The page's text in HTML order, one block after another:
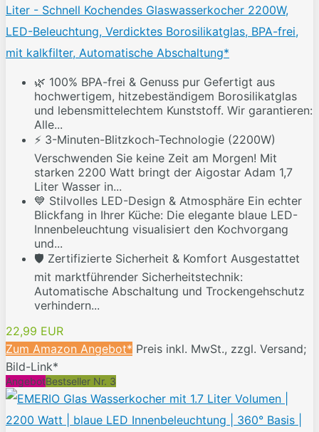
Liter - Schnell Kochendes Glaswasserkocher 2200W,
LED-Beleuchtung, Verdicktes Borosilikatglas, BPA-frei,
mit kalkfilter, Automatische Abschaltung*
🌿 100% BPA-frei & Genuss pur Gefertigt aus
hochwertigem, hitzebeständigem Borosilikatglas
und lebensmittelechtem Kunststoff. Wir garantieren:
Alle...
⚡ 3-Minuten-Blitzkoch-Technologie (2200W)
Verschwenden Sie keine Zeit am Morgen! Mit
starken 2200 Watt bringt der Aigostar Adam 1,7
Liter Wasser in...
💙 Stilvolles LED-Design & Atmosphäre Ein echter
Blickfang in Ihrer Küche: Die elegante blaue LED-
Innenbeleuchtung visualisiert den Kochvorgang
und...
🛡️ Zertifizierte Sicherheit & Komfort Ausgestattet
mit marktführender Sicherheitstechnik:
Automatische Abschaltung und Trockengehschutz
verhindern...
22,99 EUR
Zum Amazon Angebot* Preis inkl. MwSt., zzgl. Versand;
Bild-Link*
AngebotBestseller Nr. 3